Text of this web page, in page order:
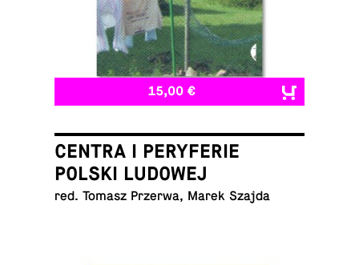
15,00 €
CENTRA I PERYFERIE
POLSKI LUDOWEJ
red. Tomasz Przerwa, Marek Szajda